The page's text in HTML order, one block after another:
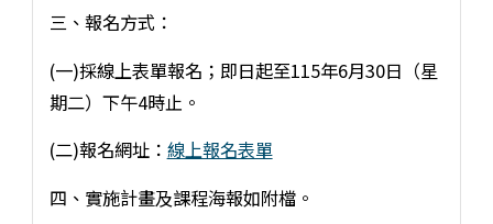
三、報名方式：
(一)採線上表單報名；即日起至115年6月30日（星
期二）下午4時止。
(二)報名網址： 線上報名表單
四、實施計畫及課程海報如附檔。